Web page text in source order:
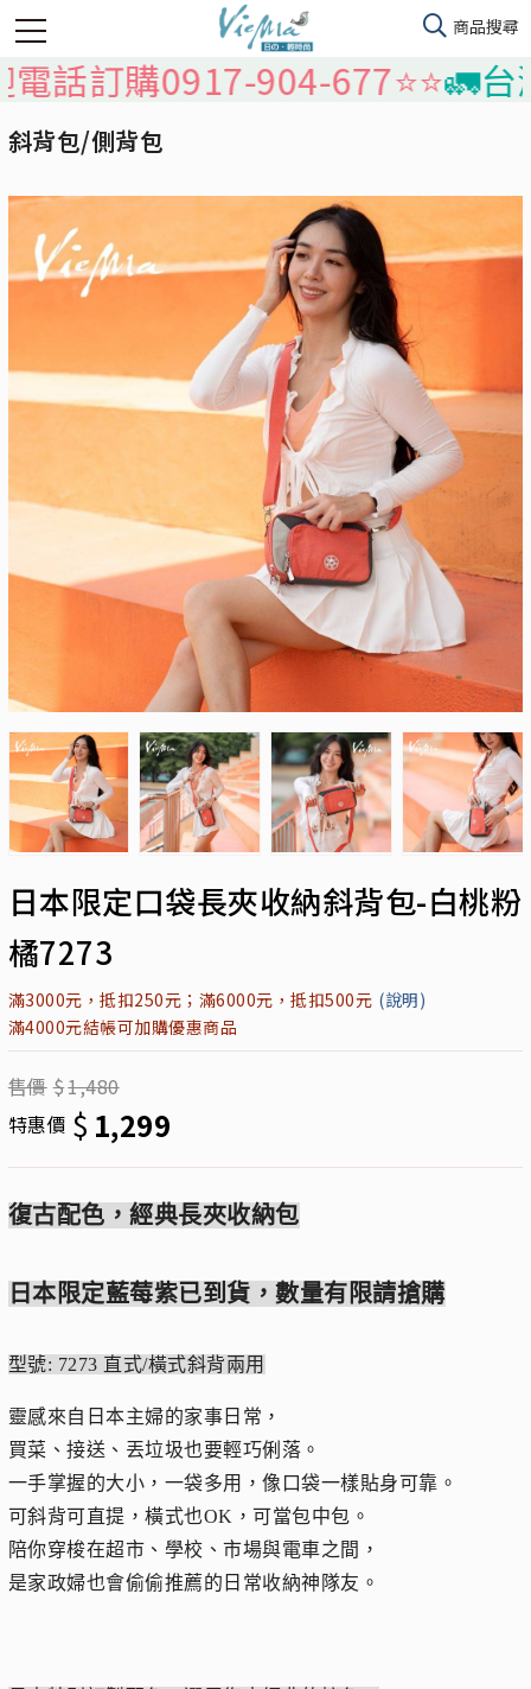
購0917-904-677⭐️⭐️🚛台灣本
斜背包/側背包
日本限定口袋長夾收納斜背包-白桃粉
橘7273
滿3000元，抵扣250元；滿6000元，抵扣500元 (說明)
滿4000元結帳可加購優惠商品
售價 $1,480
特惠價 $ 1,299
復古配色，經典長夾收納包
日本限定藍莓紫已到貨，數量有限請搶購
型號: 7273 直式/橫式斜背兩用
靈感來自日本主婦的家事日常，
買菜、接送、丟垃圾也要輕巧俐落。
一手掌握的大小，一袋多用，像口袋一樣貼身可靠。
可斜背可直提，橫式也OK，可當包中包。
陪你穿梭在超市、學校、市場與電車之間，
是家政婦也會偷偷推薦的日常收納神隊友。